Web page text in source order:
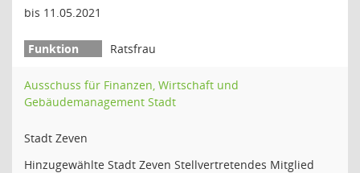
bis 11.05.2021
Ratsfrau
Ausschuss für Finanzen, Wirtschaft und
Gebäudemanagement Stadt
Stadt Zeven
Hinzugewählte Stadt Zeven Stellvertretendes Mitglied